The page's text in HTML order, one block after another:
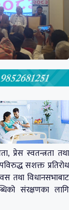
प्रेस स्वतन्त्रता तथा
सशक्त प्रतिरोध
तथा विधानसभाबाट
संरक्षणका लागि